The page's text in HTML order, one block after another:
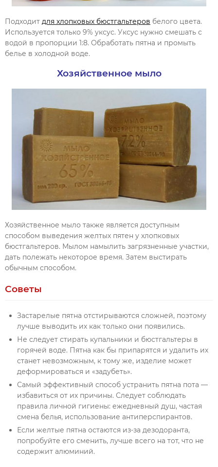
Подходит для хлопковых бюстгальтеров белого цвета.
Используется только 9% уксус. Уксус нужно смешать с
водой в пропорции 1:8. Обработать пятна и промыть
белье в холодной воде.
Хозяйственное мыло
Хозяйственное мыло также является доступным
способом выведения желтых пятен у хлопковых
бюстгальтеров. Мылом намылить загрязненные участки,
дать полежать некоторое время. Затем выстирать
обычным способом.
Советы
Застарелые пятна отстирываются сложней, поэтому
лучше выводить их как только они появились.
Не следует стирать купальники и бюстгальтеры в
горячей воде. Пятна как бы припарятся и удалить их
станет невозможным, к тому же, изделие может
деформироваться и «задубеть».
Самый эффективный способ устранить пятна пота —
избавиться от их причины. Следует соблюдать
правила личной гигиены: ежедневный душ, частая
смена белья, использование антиперспирантов.
Если желтые пятна остаются из-за дезодоранта,
попробуйте его сменить, лучше всего на тот, что не
содержит алюминий.